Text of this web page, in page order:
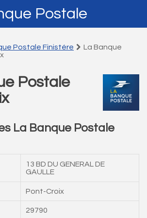
Postale
Postale Finistére
La Banque
Postale
La Banque Postale
13 BD DU GENERAL DE
GAULLE
Pont-Croix
29790